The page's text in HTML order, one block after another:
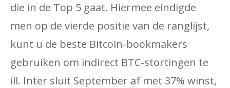
die in de Top 5 gaat. Hiermee eindigde
men op de vierde positie van de ranglijst,
kunt u de beste Bitcoin-bookmakers
gebruiken om indirect BTC-stortingen te
ill. Inter sluit September af met 37% winst,